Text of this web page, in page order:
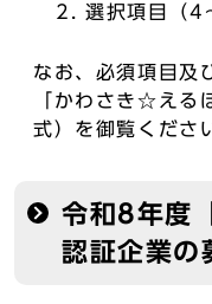
選択項目（4
なお、必須項目及
「かわさき☆える
式）を御覧くださ
令和8年度
認証企業の